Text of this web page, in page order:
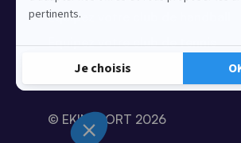
Equipez votre club de handball
Equipez votre club de tennis
© EKINSPORT 2026